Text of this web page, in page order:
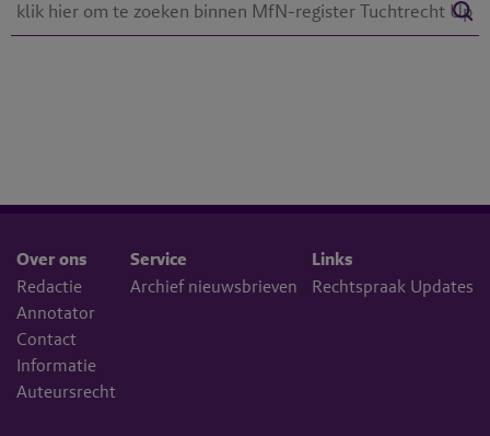
Over ons
Redactie
Annotator
Contact
Informatie
Auteursrecht
Service
Archief nieuwsbrieven
Links
Rechtspraak Updates